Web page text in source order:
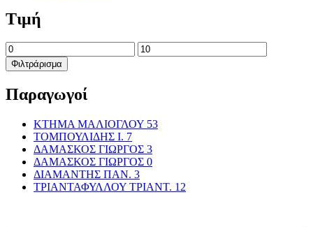
Τιμή
Ελάχιστη
τιμή
Μέγιστη
τιμή
Φιλτράρισμα
Παραγωγοί
KTHMA ΜΑΛΙΟΓΛΟΥ 53
TΟΜΠΟΥΛΙΔΗΣ Ι. 7
ΔΑΜΑΣΚΟΣ ΓΙΩΡΓΟΣ 3
ΔΑΜΑΣΚΟΣ ΓΙΩΡΓΟΣ 0
ΔΙΑΜΑΝΤΗΣ ΠΑΝ. 3
ΤΡΙΑΝΤΑΦΥΛΛΟΥ ΤΡΙΑΝΤ. 12